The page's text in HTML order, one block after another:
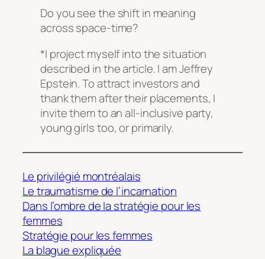
Do you see the shift in meaning
across space-time?
*I project myself into the situation
described in the article. I am Jeffrey
Epstein. To attract investors and
thank them after their placements, I
invite them to an all-inclusive party,
young girls too, or primarily.
Le privilégié montréalais
Le traumatisme de l’incarnation
Dans l’ombre de la stratégie pour les
femmes
Stratégie pour les femmes
La blague expliquée